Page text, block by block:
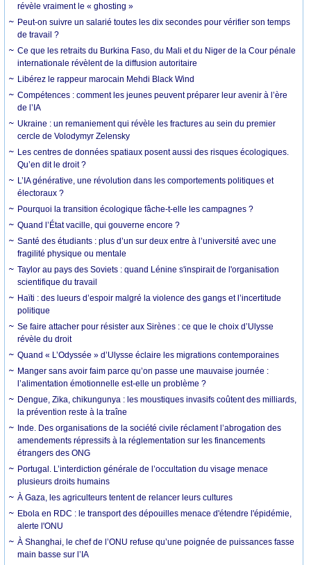
révèle vraiment le « ghosting »
Peut-on suivre un salarié toutes les dix secondes pour vérifier son temps
de travail ?
Ce que les retraits du Burkina Faso, du Mali et du Niger de la Cour pénale
internationale révèlent de la diffusion autoritaire
Libérez le rappeur marocain Mehdi Black Wind
Compétences : comment les jeunes peuvent préparer leur avenir à l’ère
de l’IA
Ukraine : un remaniement qui révèle les fractures au sein du premier
cercle de Volodymyr Zelensky
Les centres de données spatiaux posent aussi des risques écologiques.
Qu’en dit le droit ?
L’IA générative, une révolution dans les comportements politiques et
électoraux ?
Pourquoi la transition écologique fâche-t-elle les campagnes ?
Quand l’État vacille, qui gouverne encore ?
Santé des étudiants : plus d’un sur deux entre à l’université avec une
fragilité physique ou mentale
Taylor au pays des Soviets : quand Lénine s'inspirait de l'organisation
scientifique du travail
Haïti : des lueurs d’espoir malgré la violence des gangs et l’incertitude
politique
Se faire attacher pour résister aux Sirènes : ce que le choix d’Ulysse
révèle du droit
Quand « L’Odyssée » d’Ulysse éclaire les migrations contemporaines
Manger sans avoir faim parce qu’on passe une mauvaise journée :
l’alimentation émotionnelle est-elle un problème ?
Dengue, Zika, chikungunya : les moustiques invasifs coûtent des milliards,
la prévention reste à la traîne
Inde. Des organisations de la société civile réclament l’abrogation des
amendements répressifs à la réglementation sur les financements
étrangers des ONG
Portugal. L’interdiction générale de l’occultation du visage menace
plusieurs droits humains
À Gaza, les agriculteurs tentent de relancer leurs cultures
Ebola en RDC : le transport des dépouilles menace d'étendre l'épidémie,
alerte l'ONU
À Shanghai, le chef de l’ONU refuse qu’une poignée de puissances fasse
main basse sur l’IA